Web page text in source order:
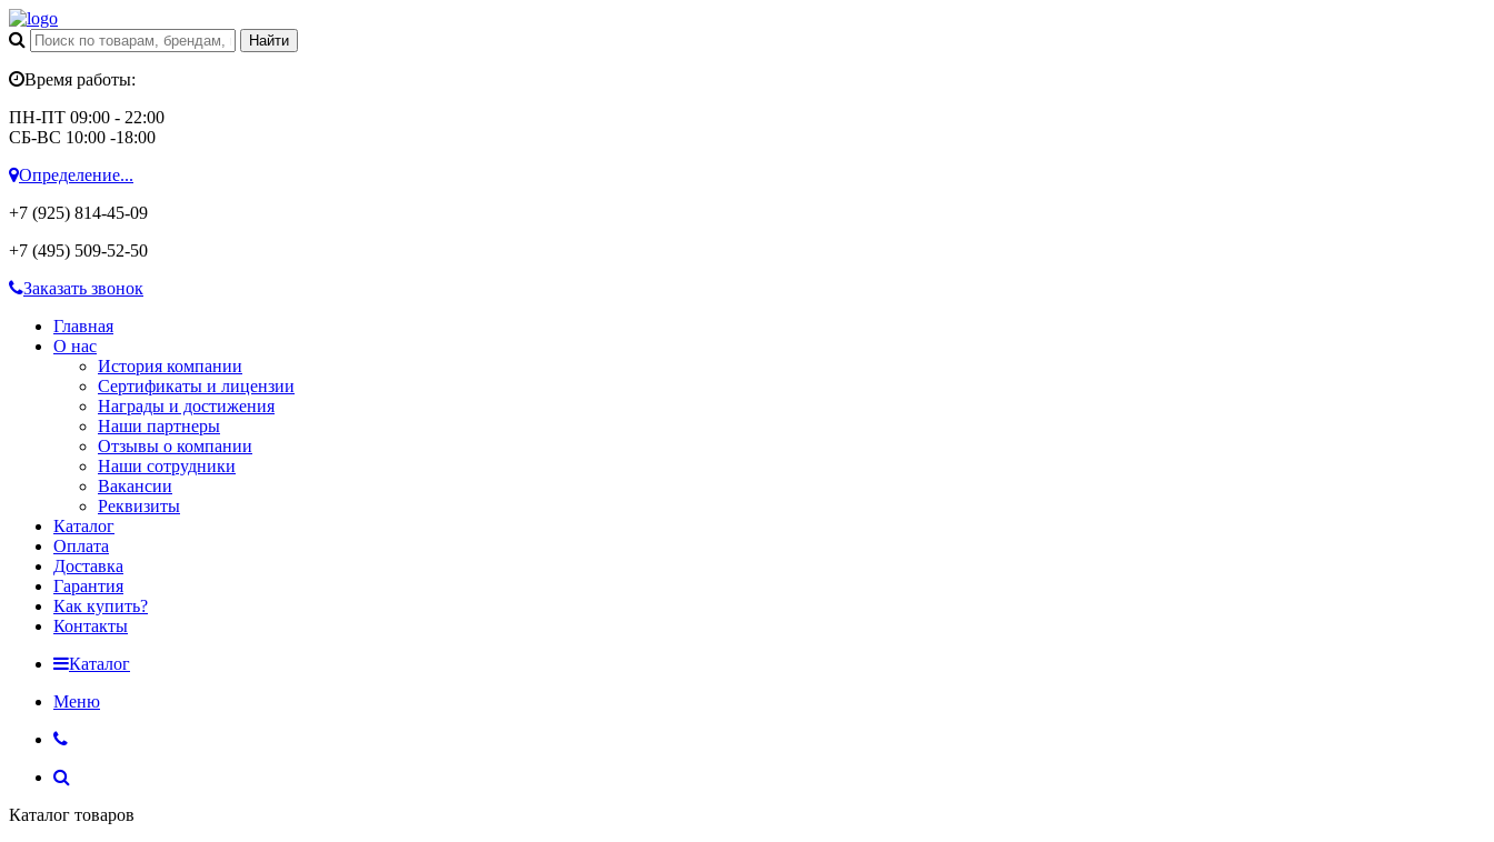
Время работы:
ПН-ПТ 09:00 - 22:00
СБ-ВС 10:00 -18:00
Определение...
+7 (925) 814-45-09
+7 (495) 509-52-50
Заказать звонок
Главная
О нас
История компании
Сертификаты и лицензии
Награды и достижения
Наши партнеры
Отзывы о компании
Наши сотрудники
Вакансии
Реквизиты
Каталог
Оплата
Доставка
Гарантия
Как купить?
Контакты
Каталог
Меню
Каталог товаров